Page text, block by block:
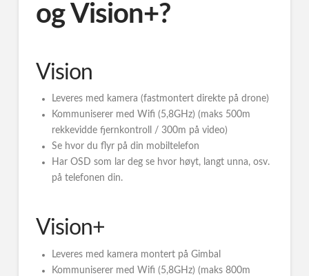
og Vision+?
Vision
Leveres med kamera (fastmontert direkte på drone)
Kommuniserer med Wifi (5,8GHz) (maks 500m
rekkevidde fjernkontroll / 300m på video)
Se hvor du flyr på din mobiltelefon
Har OSD som lar deg se hvor høyt, langt unna, osv.
på telefonen din.
Vision+
Leveres med kamera montert på Gimbal
Kommuniserer med Wifi (5,8GHz) (maks 800m